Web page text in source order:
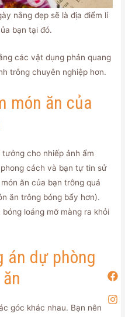
nắng đẹp sẽ là địa điểm lí
bạn tại đó.
các vật dụng phản quang
trông chuyên nghiệp hơn.
món ăn của
cho nhiếp ảnh ẩm
cách và bạn tự tin sử
ăn của bạn trông quá
ăn trông bóng bẩy hơn).
loáng mỡ màng ra khỏi
án dự phòng
góc khác nhau. Bạn nên